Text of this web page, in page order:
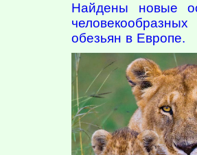
Найдены новые
человекообразных
обезьян в Европе.